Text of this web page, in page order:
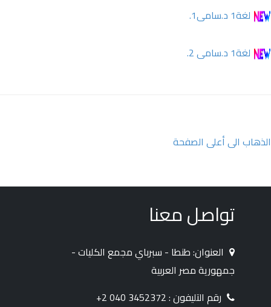
لغة1 د.سامى1.
لغة1 د.سامى 2.
الذهاب الى أعلى الصفحة
تواصل معنا
العنوان: طنطا - سبرباي مجمع الكليات -
جمهورية مصر العربية
رقم التليفون : 3452372 040 2+